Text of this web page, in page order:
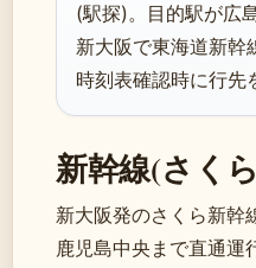
(駅探)。目的駅が広
新大阪で東海道新幹
時刻表確認時に行先
新幹線(さく
新大阪発のさくら新幹
鹿児島中央まで直通運